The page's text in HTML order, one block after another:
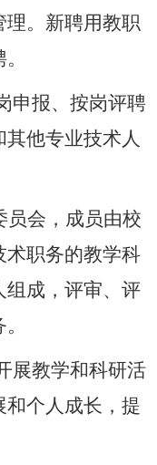
。新聘用教职
申报、按岗评聘
他专业技术人
员会，成员由校
术职务的教学科
组成，评审、评
展教学和科研活
个人成长，提